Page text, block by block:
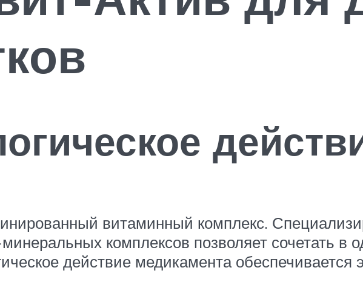
витаминный комплекс.
комплексов позволяет сочетать в
действие медикамента